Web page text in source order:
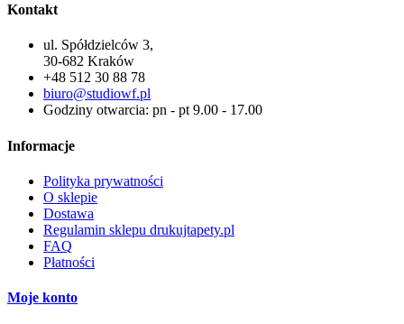
Kontakt
ul. Spółdzielców 3,
30-682 Kraków
+48 512 30 88 78
biuro@studiowf.pl
Godziny otwarcia: pn - pt 9.00 - 17.00
Informacje
Polityka prywatności
O sklepie
Dostawa
Regulamin sklepu drukujtapety.pl
FAQ
Płatności
Moje konto